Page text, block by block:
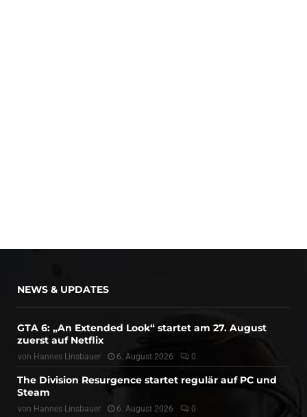
NEWS & UPDATES
GTA 6: „An Extended Look“ startet am 27. August
zuerst auf Netflix
von Hannes Linsbauer 6. August 2026 0
The Division Resurgence startet regulär auf PC und
Steam
von Hannes Linsbauer 6. August 2026 0